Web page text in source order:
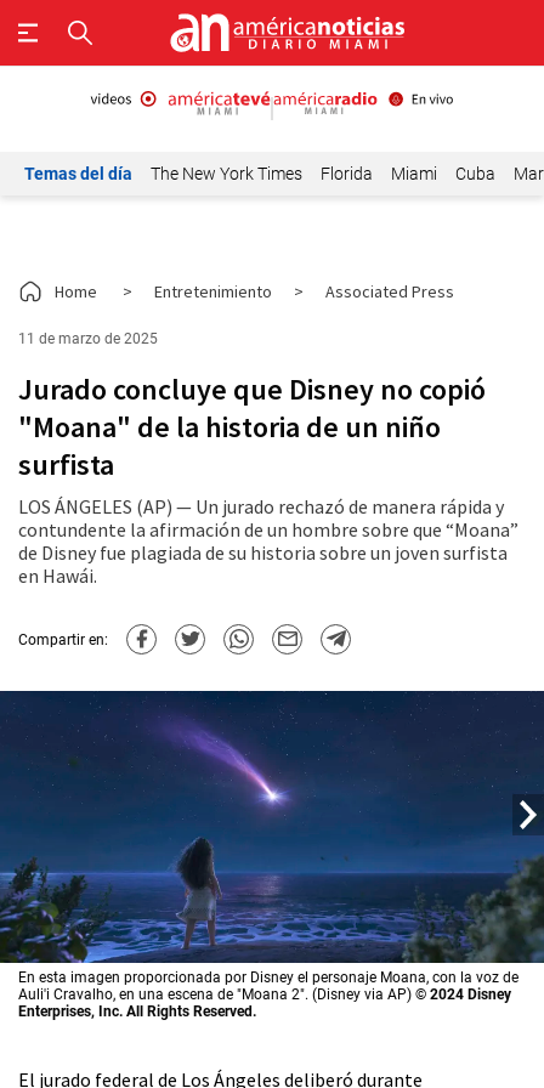
Temas del día The New York Times Florida Miami Cuba
Home > Entretenimiento > Associated Press
11 de marzo de 2025
Jurado concluye que Disney no copió
"Moana" de la historia de un niño
surfista
LOS ÁNGELES (AP) — Un jurado rechazó de manera rápida y
contundente la afirmación de un hombre sobre que “Moana”
de Disney fue plagiada de su historia sobre un joven surfista
en Hawái.
Compartir en:
En esta imagen proporcionada por Disney el personaje Moana, con la voz de
Auli'i Cravalho, en una escena de "Moana 2". (Disney via AP) © 2024 Disney
Enterprises, Inc. All Rights Reserved.
El jurado federal de Los Ángeles deliberó durante